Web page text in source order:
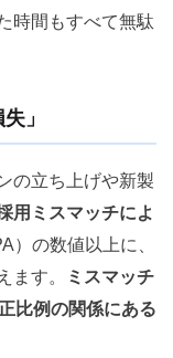
時間もすべて無駄
」
の立ち上げや新製
用ミスマッチによ
）の数値以上に、
ます。
ミスマッチ
比例の関係にある